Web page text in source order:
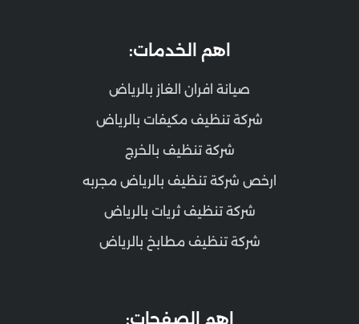
اهم الخدمات:
صيانة افران الغاز بالرياض
شركة تنظيف مكيفات بالرياض
شركة تنظيف بالخرج
ارخص شركة تنظيف بالرياض مجربه
شركة تنظيف ثريات بالرياض
شركة تنظيف مطابخ بالرياض
اهم الصفحات: